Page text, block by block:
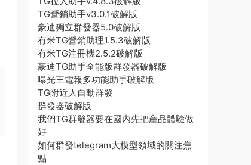
TG營銷助手v3.0.1破解版
豪迪獨立群發器5.0破解版
有米TG營銷助理1.5.3破解版
有米TG注冊機2.5.2破解版
豪迪TG助手全能版群發器破解版
曝光王電報多功能助手破解版
TG附近人自動群發
群發器破解版
我們TG群發器要在國内先把産品體驗做
好
如何群發telegram大模型領域的關注焦
點